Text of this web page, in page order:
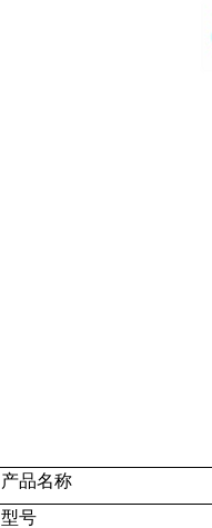
产品名称
型号